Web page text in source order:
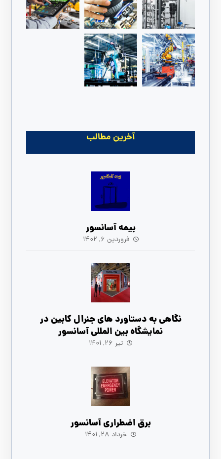
آخرین مطالب
بیمه آسانسور
فروردین ۶, ۱۴۰۲
نگاهی به دستاورد های جنرال کابین در
نمایشگاه بین المللی آسانسور
تیر ۲۶, ۱۴۰۱
برق اضطراری آسانسور
خرداد ۲۸, ۱۴۰۱